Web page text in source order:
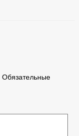
Обязательные